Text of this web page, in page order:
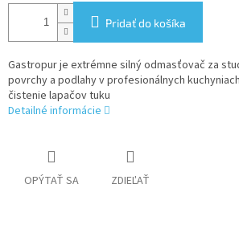
Pridať do košíka
Gastropur je extrémne silný odmasťovač za
povrchy a podlahy v profesionálnych
čistenie lapačov tuku
Detailné informácie
OPÝTAŤ SA ZDIEĽAŤ